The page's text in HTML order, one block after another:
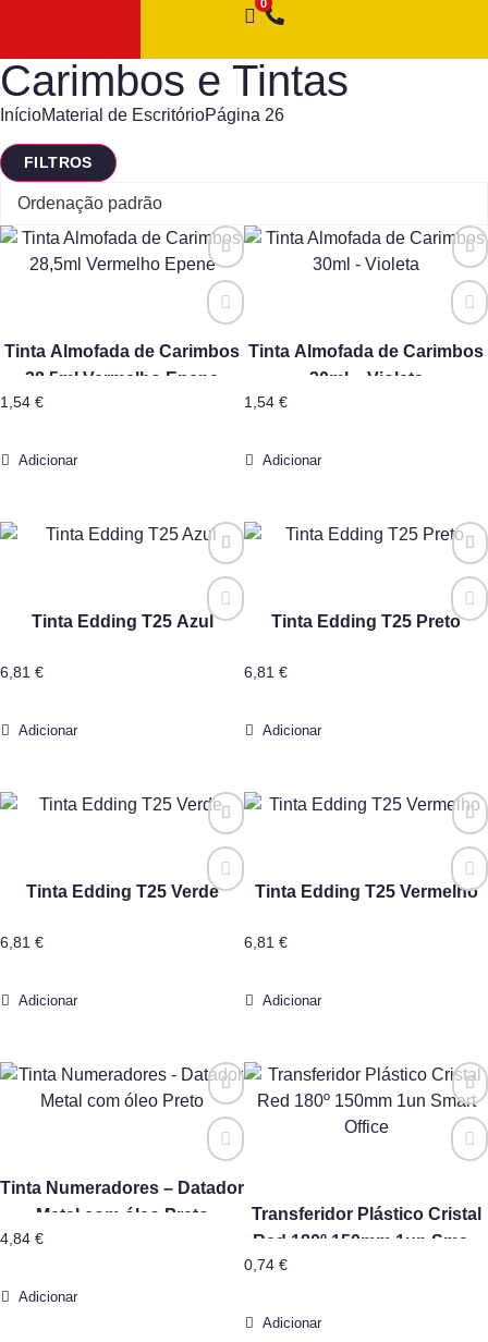
Carimbos e Tintas
InícioMaterial de EscritórioPágina 26
FILTROS
Tinta Almofada de Carimbos
28,5ml Vermelho Epene
1,54 €
Adicionar
Tinta Almofada de Carimbos
30ml – Violeta
1,54 €
Adicionar
Tinta Edding T25 Azul
6,81 €
Adicionar
Tinta Edding T25 Preto
6,81 €
Adicionar
Tinta Edding T25 Verde
6,81 €
Adicionar
Tinta Edding T25 Vermelho
6,81 €
Adicionar
Tinta Numeradores – Datador
Metal com óleo Preto
4,84 €
Adicionar
Transferidor Plástico Cristal
Red 180º 150mm 1un Smart
0,74 €
Adicionar